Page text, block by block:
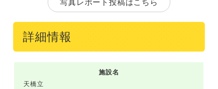
詳細情報
施設名
天橋立